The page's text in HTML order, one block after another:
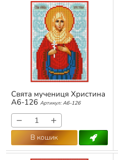
Свята мучениця Христина
А6-126 Артикул: А6-126
− +
В кошик